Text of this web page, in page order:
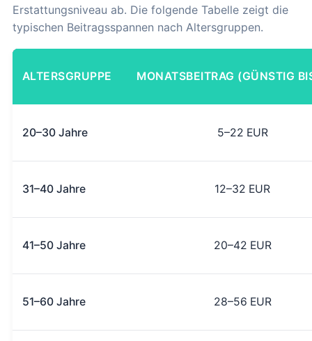
Erstattungsniveau ab. Die folgende Tabelle zeigt die
typischen Beitragsspannen nach Altersgruppen.
ALTERSGRUPPE MONATSBEITRAG (GÜNSTIG
20–30 Jahre 5–22 EUR
31–40 Jahre 12–32 EUR
41–50 Jahre 20–42 EUR
51–60 Jahre 28–56 EUR